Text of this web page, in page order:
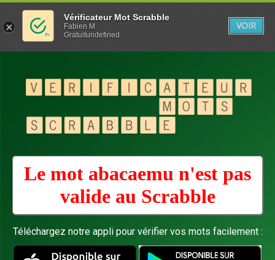
Le mot abacaemu n'est pas
valide au Scrabble
Téléchargez notre appli pour vérifier vos mots facilement :
Vérificateur Mot Scrabble
Fabien M
Gratuitundefined
VOIR